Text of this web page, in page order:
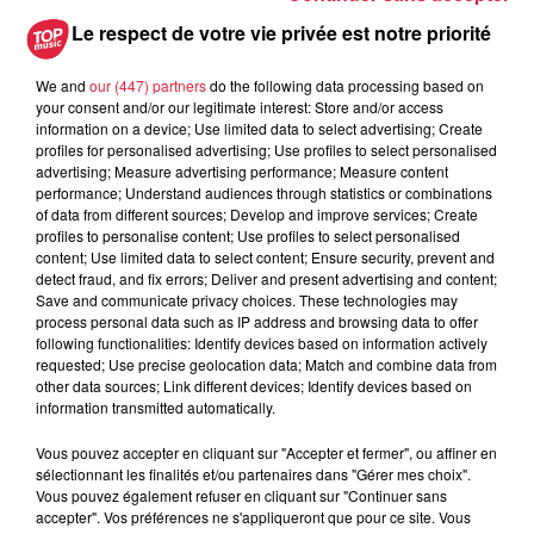
Les dernières infos sur la venue du
pape à Metz en septembre
5 août 2026
Europa-Park : des précisons sur
l’après Euro-Mir
Dans la même série
Top Music a Rulantica
Top Music a Rulantica
Le respect de votre vie privée est notre priorité
We and our (447) partnersdo the following data processing based on
your consent and/or our legitimate interest: Store and/or access
information on a device; Use limited data to select advertising; Create
profiles for personalised advertising; Use profiles to select personalised
advertising; Measure advertising performance; Measure content
performance; Understand audiences through statistics or combinations
of data from different sources; Develop and improve services; Create
profiles to personalise content; Use profiles to select personalised
content; Use limited data to select content; Ensure security, prevent and
detect fraud, and fix errors; Deliver and present advertising and content;
Save and communicate privacy choices. These technologies may
process personal data such as IP address and browsing data to offer
following functionalities: Identify devices based on information actively
requested; Use precise geolocation data; Match and combine data from
other data sources; Link different devices; Identify devices based on
information transmitted automatically.
Vous pouvez accepter en cliquant sur "Accepter et fermer", ou affiner en
sélectionnant les finalités et/ou partenaires dans "Gérer mes choix".
Vous pouvez également refuser en cliquant sur "Continuer sans
accepter". Vos préférences ne s'appliqueront que pour ce site. Vous